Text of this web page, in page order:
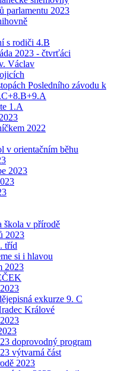
parlamentu 2023
s rodiči 4.B
2023 - čtvrťáci
Václav
Posledního závodu k
1.A
2022
v orientačním běhu
2023
škola v přírodě
2023
tříd
si i hlavou
2023
exkurze 9. C
Králové
doprovodný program
výtvarná část
2023